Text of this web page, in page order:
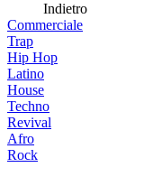
Indietro
Commerciale
Trap
Hip Hop
Latino
House
Techno
Revival
Afro
Rock